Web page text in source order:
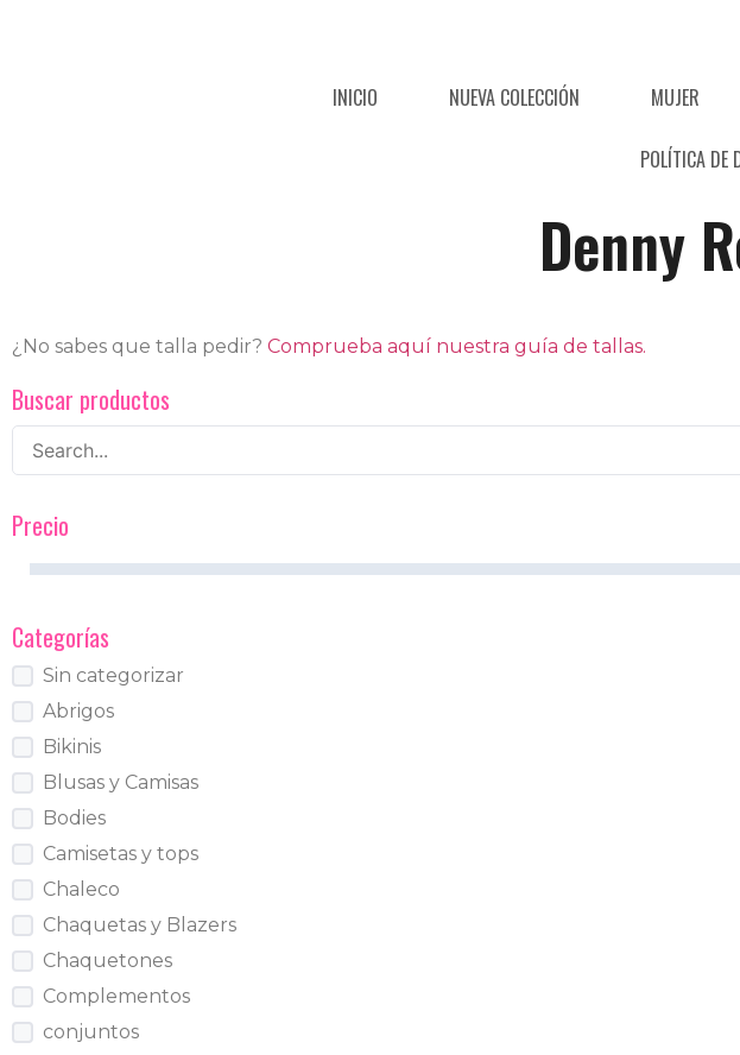
INICIO NUEVA COLECCIÓN MUJER
POLÍTICA DE
Denny
¿No sabes que talla pedir? Comprueba aquí nuestra guía de tallas.
Buscar productos
Precio
Categorías
Sin categorizar
Abrigos
Bikinis
Blusas y Camisas
Bodies
Camisetas y tops
Chaleco
Chaquetas y Blazers
Chaquetones
Complementos
conjuntos